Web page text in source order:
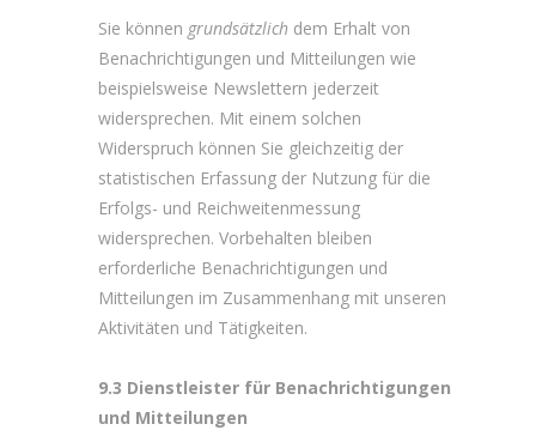
Sie können grundsätzlichdem Erhalt von
Benachrichtigungen und Mitteilungen wie
beispielsweise Newslettern jederzeit
widersprechen. Mit einem solchen
Widerspruch können Sie gleichzeitig der
statistischen Erfassung der Nutzung für die
Erfolgs- und Reichweitenmessung
widersprechen. Vorbehalten bleiben
erforderliche Benachrichtigungen und
Mitteilungen im Zusammenhang mit unseren
Aktivitäten und Tätigkeiten.
9.3 Dienstleister für Benachrichtigungen
und Mitteilungen